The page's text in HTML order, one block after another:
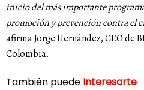
inicio del más importante
promoción y prevención contra el
afirma Jorge Hernández, CEO de
Colombia.
También puede Interesarte